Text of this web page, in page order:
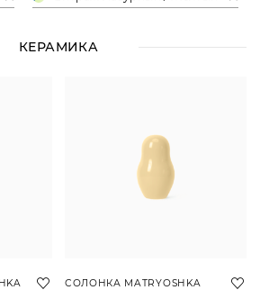
КЕРАМИКА
СОЛОНКА MATRYOSHKA